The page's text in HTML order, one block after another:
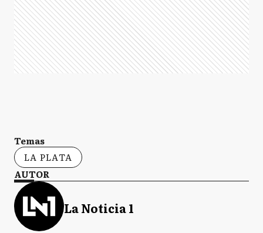
Temas
LA PLATA
AUTOR
La Noticia 1